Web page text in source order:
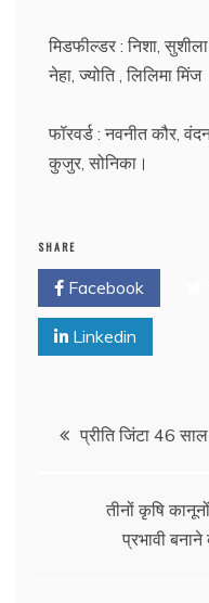
मिडफील्डर : निशा, सुशीला
नेहा, ज्योति , लिलिमा मिंज
फॉरवर्ड : नवनीत कौर,
कुजुर, सोनिका।
SHARE
Facebook
Linkedin
प्रीति जिंटा 46
तीनों कृषि
प्रभावी